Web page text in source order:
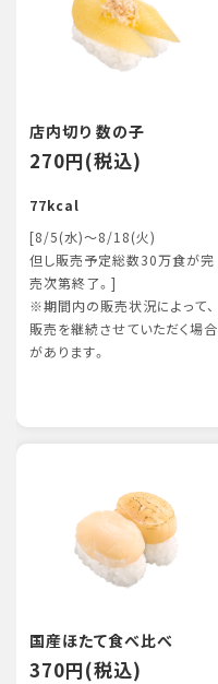
店内切り 数の子
270円(税込)
77kcal
[8/5(水)～8/18(火)
但し販売予定総数30万食が完
売次第終了。]
※期間内の販売状況によって、
販売を継続させていただく場合
があります。
国産ほたて食べ比べ
370円(税込)